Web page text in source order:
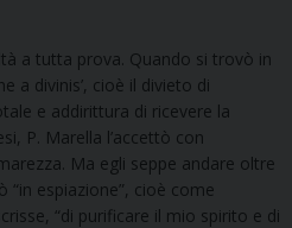
a tutta prova. Quando si trovò in
a divinis’, cioè il divieto di
e addirittura di ricevere la
P. Marella l’accettò con
Ma egli seppe andare oltre
“in espiazione”, cioè come
“di purificare il mio spirito e di